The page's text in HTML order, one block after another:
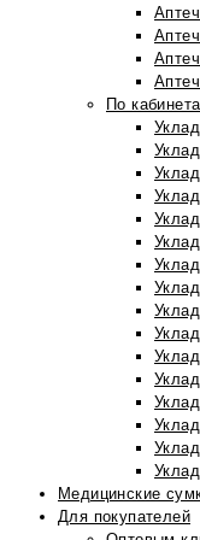
По
Медицинские
Для покупателей